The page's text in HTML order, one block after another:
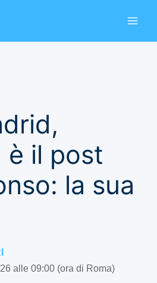
è il post
la sua
alle 09:00 (ora di Roma)